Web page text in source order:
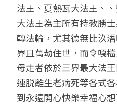
法王、夏熱瓦大法王、
大法王為主所有持教勝
轉法輪，尤其德無比汣
界且萬劫住世，而令嘎
母走者依於三界最大法
速脱離生老病死等各式
到永遠開心快樂幸福心